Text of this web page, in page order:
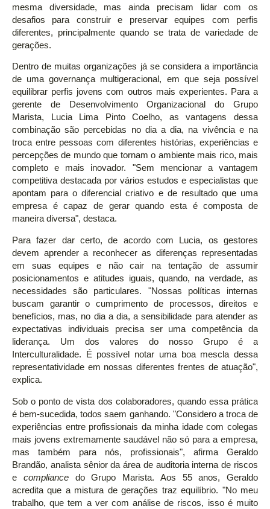
mesma diversidade, mas ainda precisam lidar com os
desafios para construir e preservar equipes com perfis
diferentes, principalmente quando se trata de variedade de
gerações.
Dentro de muitas organizações já se considera a importância
de uma governança multigeracional, em que seja possível
equilibrar perfis jovens com outros mais experientes. Para a
gerente de Desenvolvimento Organizacional do Grupo
Marista, Lucia Lima Pinto Coelho, as vantagens dessa
combinação são percebidas no dia a dia, na vivência e na
troca entre pessoas com diferentes histórias, experiências e
percepções de mundo que tornam o ambiente mais rico, mais
completo e mais inovador. "Sem mencionar a vantagem
competitiva destacada por vários estudos e especialistas que
apontam para o diferencial criativo e de resultado que uma
empresa é capaz de gerar quando esta é composta de
maneira diversa", destaca.
Para fazer dar certo, de acordo com Lucia, os gestores
devem aprender a reconhecer as diferenças representadas
em suas equipes e não cair na tentação de assumir
posicionamentos e atitudes iguais, quando, na verdade, as
necessidades são particulares. "Nossas políticas internas
buscam garantir o cumprimento de processos, direitos e
benefícios, mas, no dia a dia, a sensibilidade para atender as
expectativas individuais precisa ser uma competência da
liderança. Um dos valores do nosso Grupo é a
Interculturalidade. É possível notar uma boa mescla dessa
representatividade em nossas diferentes frentes de atuação",
explica.
Sob o ponto de vista dos colaboradores, quando essa prática
é bem-sucedida, todos saem ganhando. "Considero a troca de
experiências entre profissionais da minha idade com colegas
mais jovens extremamente saudável não só para a empresa,
mas também para nós, profissionais", afirma Geraldo
Brandão, analista sênior da área de auditoria interna de riscos
e compliancedo Grupo Marista. Aos 55 anos, Geraldo
acredita que a mistura de gerações traz equilíbrio. "No meu
trabalho, que tem a ver com análise de riscos, isso é muito